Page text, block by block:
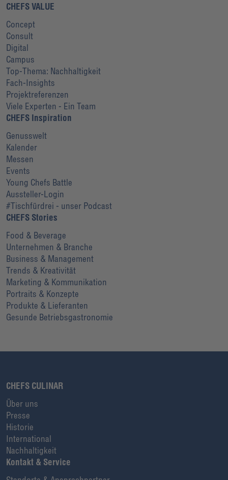
CHEFS VALUE
Concept
Consult
Digital
Campus
Top-Thema: Nachhaltigkeit
Fach-Insights
Projektreferenzen
Viele Experten - Ein Team
CHEFS Inspiration
Genusswelt
Kalender
Messen
Events
Young Chefs Battle
Aussteller-Login
#Tischfürdrei - unser Podcast
CHEFS Stories
Food & Beverage
Unternehmen & Branche
Business & Management
Trends & Kreativität
Marketing & Kommunikation
Portraits & Konzepte
Produkte & Lieferanten
Gesunde Betriebsgastronomie
CHEFS CULINAR
Über uns
Presse
Historie
International
Nachhaltigkeit
Kontakt & Service